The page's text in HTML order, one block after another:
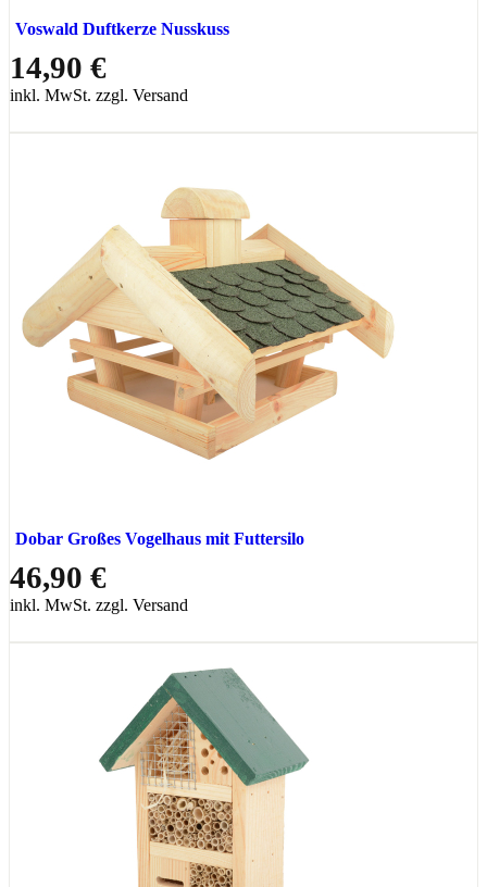
Voswald Duftkerze Nusskuss
14,90 €
inkl. MwSt. zzgl. Versand
Dobar Großes Vogelhaus mit Futtersilo
46,90 €
inkl. MwSt. zzgl. Versand